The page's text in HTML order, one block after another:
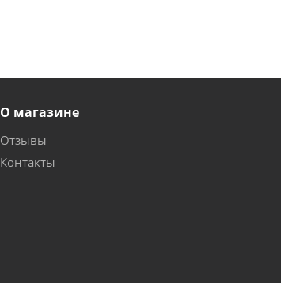
О магазине
Отзывы
Контакты